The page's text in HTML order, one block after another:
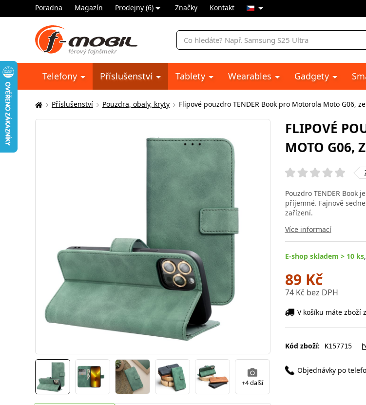
Poradna Magazín Prodejny (6) Značky Kontakt
Vyhledávání
Telefony Příslušenství Tablety Wearables Gadgety
Zde
se
Příslušenství Pouzdra, obaly, kryty Flipové pouzdro TENDER Book pro Motorola Moto G06,
+4 další
FLIPOVÉ
MOTO G06,
Pouzdro TENDER Book
příjemné. Fajnově
zařízení.
Více informací
E-shop skladem > 10 ks
89 Kč
74 Kč bez DPH
V košíku máte zboží
Kód zboží: K157715
Objednávky po